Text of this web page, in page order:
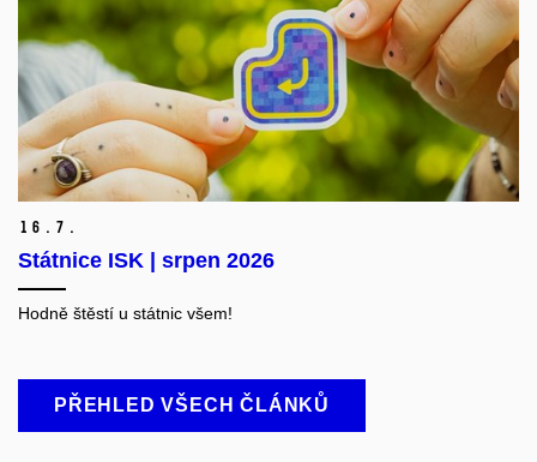
16. 7.
Státnice ISK | srpen 2026
Hodně štěstí u státnic všem!
PŘEHLED VŠECH ČLÁNKŮ